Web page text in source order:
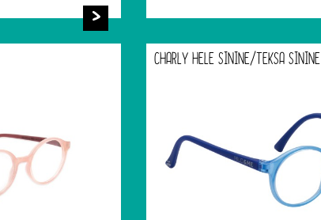
CHARLY HELE SININE/TEKSA SININE